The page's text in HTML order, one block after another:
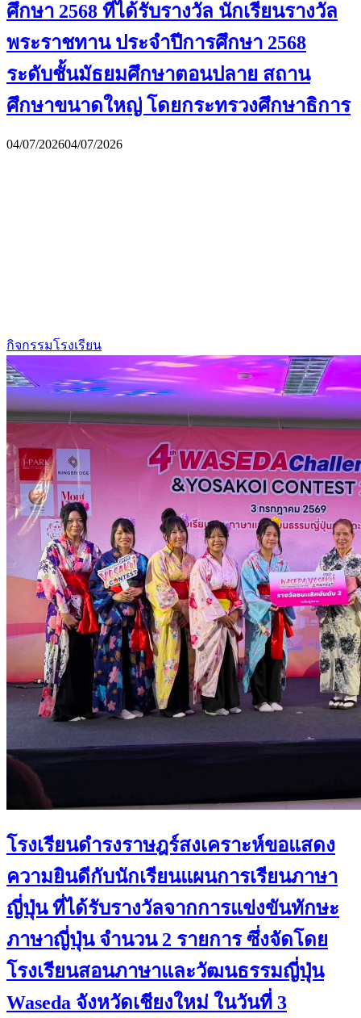
ศึกษา 2568 ที่ได้รับรางวัล นักเรียนรางวัล
พระราชทาน ประจำปีการศึกษา 2568
ระดับชั้นมัธยมศึกษาตอนปลาย สถาน
ศึกษาขนาดใหญ่ โดยกระทรวงศึกษาธิการ
04/07/202604/07/2026
กิจกรรมโรงเรียน
โรงเรียนดำรงราษฎร์สงเคราะห์ขอแสดง
ความยินดีกับนักเรียนแผนการเรียนภาษา
ญี่ปุ่น ที่ได้รับรางวัลจากการแข่งขันทักษะ
ภาษาญี่ปุ่น จำนวน 2 รายการ ซึ่งจัดโดย
โรงเรียนสอนภาษาและวัฒนธรรมญี่ปุ่น
Waseda จังหวัดเชียงใหม่ ในวันที่ 3